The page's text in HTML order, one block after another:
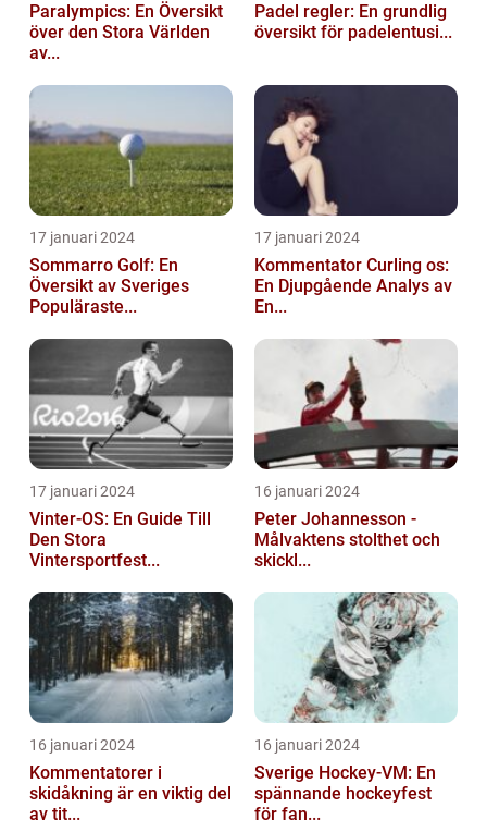
Paralympics: En Översikt
över den Stora Världen
av...
Padel regler: En grundlig
översikt för padelentusi...
17 januari 2024
Sommarro Golf: En
Översikt av Sveriges
Populäraste...
17 januari 2024
Kommentator Curling os:
En Djupgående Analys av
En...
17 januari 2024
Vinter-OS: En Guide Till
Den Stora
Vintersportfest...
16 januari 2024
Peter Johannesson -
Målvaktens stolthet och
skickl...
16 januari 2024
Kommentatorer i
skidåkning är en viktig del
av tit...
16 januari 2024
Sverige Hockey-VM: En
spännande hockeyfest
för fan...